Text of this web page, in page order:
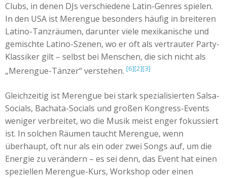
Clubs, in denen DJs verschiedene Latin-Genres spielen.
In den USA ist Merengue besonders häufig in breiteren
Latino-Tanzräumen, darunter viele mexikanische und
gemischte Latino-Szenen, wo er oft als vertrauter Party-
Klassiker gilt – selbst bei Menschen, die sich nicht als
„Merengue-Tänzer“ verstehen. [6][2][3]
Gleichzeitig ist Merengue bei stark spezialisierten Salsa-
Socials, Bachata-Socials und großen Kongress-Events
weniger verbreitet, wo die Musik meist enger fokussiert
ist. In solchen Räumen taucht Merengue, wenn
überhaupt, oft nur als ein oder zwei Songs auf, um die
Energie zu verändern – es sei denn, das Event hat einen
speziellen Merengue-Kurs, Workshop oder einen